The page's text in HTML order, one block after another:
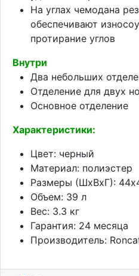
На углах чемодана
обеспечивают
протирание углов
Внутри
Два небольших
Отделение для двух
Основное отделение
Характеристики:
Цвет: черный
Материал: полиэстер
Размеры (ШхВхГ):
Объем: 39 л
Вес: 3.3 кг
Гарантия: 24 месяца
Производитель: